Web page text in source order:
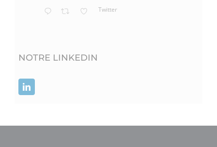
Twitter
NOTRE LINKEDIN